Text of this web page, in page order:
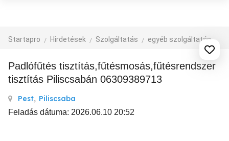
Startapro Hirdetések Szolgáltatás egyéb szolgáltatás
Padlófűtés tisztítás,fűtésmosás,fűtésrendszer
tisztítás Piliscsabán 06309389713
Pest, Piliscsaba
Feladás dátuma: 2026.06.10 20:52